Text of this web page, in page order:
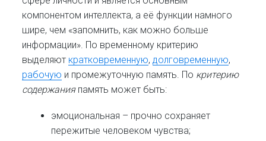
компонентом интеллекта, а её функции намного
шире, чем «запомнить, как можно больше
информации». По временному критерию
выделяют кратковременную,долговременную,
рабочую и промежуточную память. По критерию
содержанияпамять может быть:
эмоциональная – прочно сохраняет
пережитые человеком чувства;